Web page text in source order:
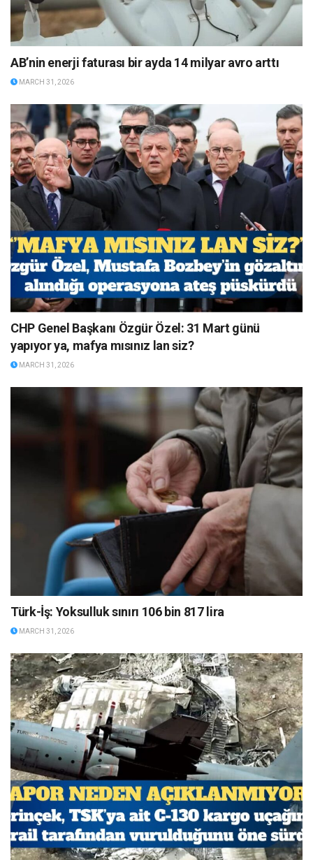
AB’nin enerji faturası bir ayda 14 milyar avro arttı
MARCH 31, 2026
CHP Genel Başkanı Özgür Özel: 31 Mart günü
yapıyor ya, mafya mısınız lan siz?
MARCH 31, 2026
Türk-İş: Yoksulluk sınırı 106 bin 817 lira
MARCH 31, 2026